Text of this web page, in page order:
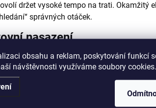
obsahu a reklam, poskytování funkcí
návštěvnosti využíváme soubory
držet vysoké tempo na trati. Okamžitý
správných otáček.
nasazení
KKE -Přední vidlice KKE 35 mm nabízí
Brzdový systém se čtyřpístkovými
i na rozbitém povrchu.